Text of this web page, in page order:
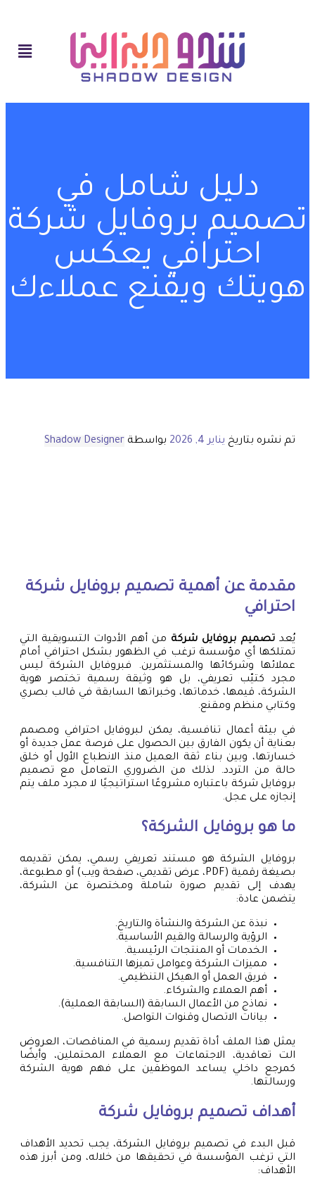
دليل شامل في
تصميم بروفايل شركة
احترافي يعكس
هويتك ويقنع عملاءك
تم نشره بتاريخ يناير 4, 2026 بواسطة Shadow Designer
مقدمة عن أهمية تصميم بروفايل شركة
احترافي
يُعد تصميم بروفايل شركة من أهم الأدوات التسويقية التي
تمتلكها أي مؤسسة ترغب في الظهور بشكل احترافي أمام
عملائها وشركائها والمستثمرين. فبروفايل الشركة ليس
مجرد كتيّب تعريفي، بل هو وثيقة رسمية تختصر هوية
الشركة، قيمها، خدماتها، وخبراتها السابقة في قالب بصري
وكتابي منظم ومقنع.
في بيئة أعمال تنافسية، يمكن لبروفايل احترافي ومصمم
بعناية أن يكون الفارق بين الحصول على فرصة عمل جديدة أو
خسارتها، وبين بناء ثقة العميل منذ الانطباع الأول أو خلق
حالة من التردد. لذلك من الضروري التعامل مع تصميم
بروفايل شركة باعتباره مشروعًا استراتيجيًا لا مجرد ملف يتم
إنجازه على عجل.
ما هو بروفايل الشركة؟
بروفايل الشركة هو مستند تعريفي رسمي، يمكن تقديمه
بصيغة رقمية (PDF، عرض تقديمي، صفحة ويب) أو مطبوعة،
يهدف إلى تقديم صورة شاملة ومختصرة عن الشركة،
يتضمن عادة:
نبذة عن الشركة والنشأة والتاريخ.
الرؤية والرسالة والقيم الأساسية.
الخدمات أو المنتجات الرئيسية.
مميزات الشركة وعوامل تميزها التنافسية.
فريق العمل أو الهيكل التنظيمي.
أهم العملاء والشركاء.
نماذج من الأعمال السابقة (السابقة العملية).
بيانات الاتصال وقنوات التواصل.
يمثل هذا الملف أداة تقديم رسمية في المناقصات، العروض
الت تعاقدية، الاجتماعات مع العملاء المحتملين، وأيضًا
كمرجع داخلي يساعد الموظفين على فهم هوية الشركة
ورسالتها.
أهداف تصميم بروفايل شركة
قبل البدء في تصميم بروفايل الشركة، يجب تحديد الأهداف
التي ترغب المؤسسة في تحقيقها من خلاله، ومن أبرز هذه
الأهداف: